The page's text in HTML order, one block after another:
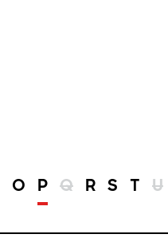
O P Q R S T U